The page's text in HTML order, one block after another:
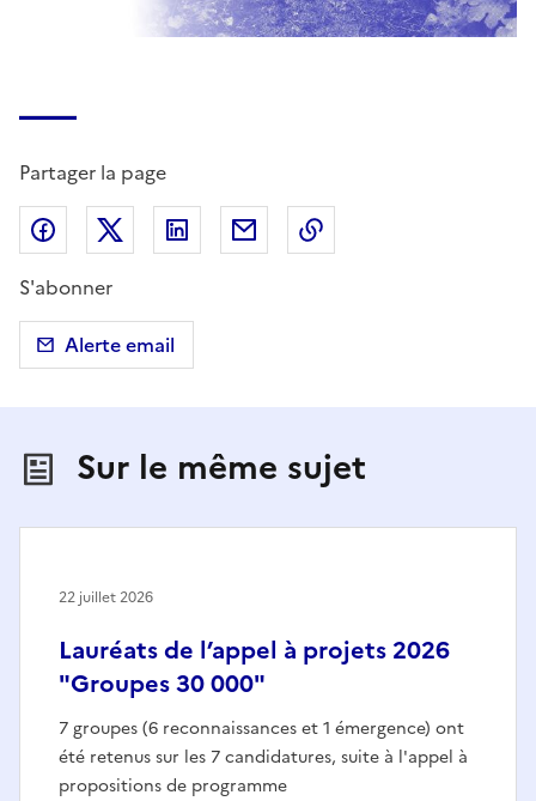
Partager la page
Partager sur Facebook
Partager sur X (anciennement Twitter)
Partager sur LinkedIn
Partager par email
S'abonner
Alerte email
Sur le même sujet
Lauréats de l’appel à projets 2026
"Groupes 30 000"
7 groupes (6 reconnaissances et 1 émergence) ont
été retenus sur les 7 candidatures, suite à l'appel à
propositions de programme
22 juillet 2026